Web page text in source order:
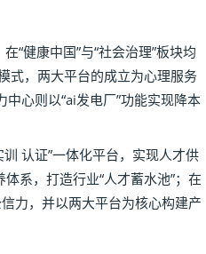
健康中国”与“社会治理”板块均
式，两大平台的成立为心理服务
心则以“ai发电厂”功能实现降本
认证”一体化平台，实现人才供
系，打造行业“人才蓄水池”；在
力，并以两大平台为核心构建产